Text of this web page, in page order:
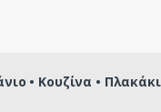
• Κουζίνα •